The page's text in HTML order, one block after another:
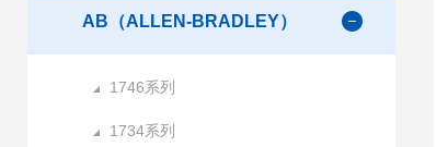
AB（ALLEN-BRADLEY）
1746系列
1734系列